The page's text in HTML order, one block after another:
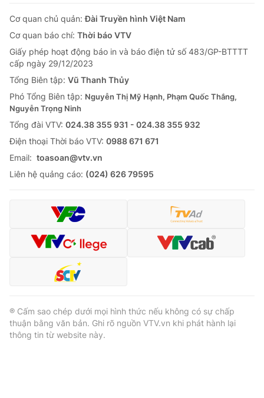
Cơ quan chủ quản:Đài Truyền hình Việt Nam
Cơ quan báo chí: Thời báo VTV
Giấy phép hoạt động báo in và báo điện tử số 483/GP-BTTTT
cấp ngày 29/12/2023
Tổng Biên tập: Vũ Thanh Thủy
Phó Tổng Biên tập: Nguyễn Thị Mỹ Hạnh, Phạm Quốc Thắng,
Nguyễn Trọng Ninh
Tổng đài VTV: 024.38 355 931 - 024.38 355 932
Ðiện thoại Thời báo VTV: 0988 671 671
Email: toasoan@vtv.vn
Liên hệ quảng cáo: (024) 626 79595
® Cấm sao chép dưới mọi hình thức nếu không có sự chấp
thuận bằng văn bản. Ghi rõ nguồn VTV.vn khi phát hành lại
thông tin từ website này.